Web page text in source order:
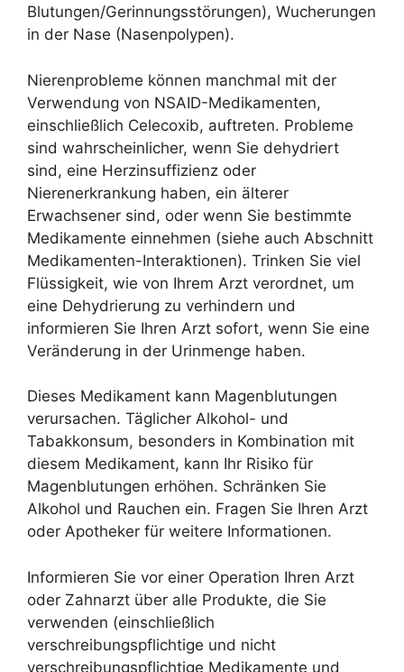
Blutungen/Gerinnungsstörungen), Wucherungen
in der Nase (Nasenpolypen).
Nierenprobleme können manchmal mit der
Verwendung von NSAID-Medikamenten,
einschließlich Celecoxib, auftreten. Probleme
sind wahrscheinlicher, wenn Sie dehydriert
sind, eine Herzinsuffizienz oder
Nierenerkrankung haben, ein älterer
Erwachsener sind, oder wenn Sie bestimmte
Medikamente einnehmen (siehe auch Abschnitt
Medikamenten-Interaktionen). Trinken Sie viel
Flüssigkeit, wie von Ihrem Arzt verordnet, um
eine Dehydrierung zu verhindern und
informieren Sie Ihren Arzt sofort, wenn Sie eine
Veränderung in der Urinmenge haben.
Dieses Medikament kann Magenblutungen
verursachen. Täglicher Alkohol- und
Tabakkonsum, besonders in Kombination mit
diesem Medikament, kann Ihr Risiko für
Magenblutungen erhöhen. Schränken Sie
Alkohol und Rauchen ein. Fragen Sie Ihren Arzt
oder Apotheker für weitere Informationen.
Informieren Sie vor einer Operation Ihren Arzt
oder Zahnarzt über alle Produkte, die Sie
verwenden (einschließlich
verschreibungspflichtige und nicht
verschreibungspflichtige Medikamente und